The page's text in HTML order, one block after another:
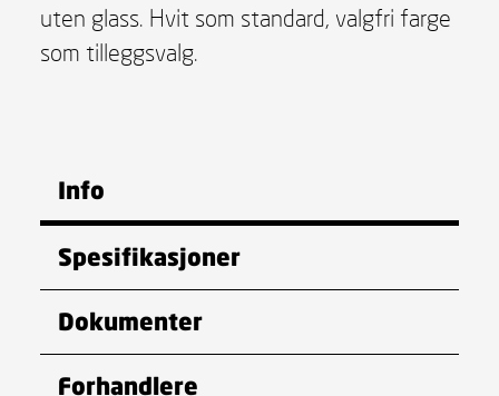
uten glass. Hvit som standard, valgfri farge
som tilleggsvalg.
Info
Spesifikasjoner
Dokumenter
Forhandlere